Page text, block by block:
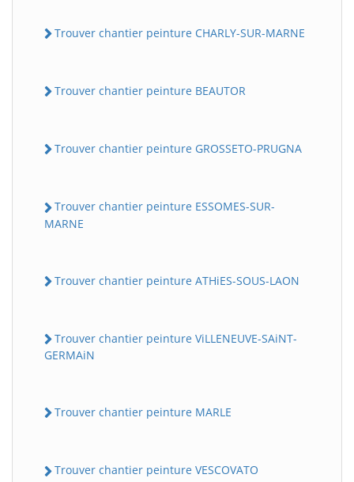
Trouver chantier peinture CHARLY-SUR-MARNE
Trouver chantier peinture BEAUTOR
Trouver chantier peinture GROSSETO-PRUGNA
Trouver chantier peinture ESSOMES-SUR-
MARNE
Trouver chantier peinture ATHiES-SOUS-LAON
Trouver chantier peinture ViLLENEUVE-SAiNT-
GERMAiN
Trouver chantier peinture MARLE
Trouver chantier peinture VESCOVATO